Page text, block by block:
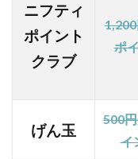
報
2.2
【各
ビ
ス】
ニフティ
ポイント
クラブ
ポ
げん玉
500
イ